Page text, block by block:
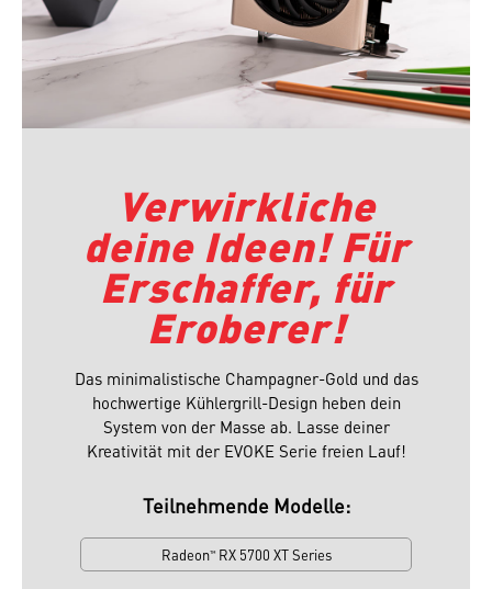
Verwirkliche
deine Ideen! Für
Erschaffer, für
Eroberer!
Das minimalistische Champagner-Gold und das
hochwertige Kühlergrill-Design heben dein
System von der Masse ab. Lasse deiner
Kreativität mit der EVOKE Serie freien Lauf!
Teilnehmende Modelle:
Radeon™RX 5700 XT Series